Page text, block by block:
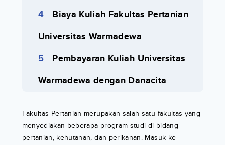
Biaya Kuliah Fakultas Pertanian
Universitas Warmadewa
Pembayaran Kuliah Universitas
Warmadewa dengan Danacita
Fakultas Pertanian merupakan salah satu fakultas yang
menyediakan beberapa program studi di bidang
pertanian, kehutanan, dan perikanan. Masuk ke